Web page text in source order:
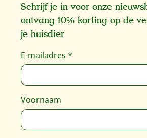
Schrijf je in voor onze
ontvang 10% korting op de
je huisdier
E-mailadres *
Voornaam